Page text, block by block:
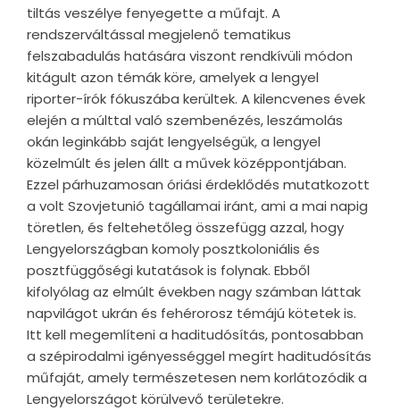
tiltás veszélye fenyegette a műfajt. A
rendszerváltással megjelenő tematikus
felszabadulás hatására viszont rendkívüli módon
kitágult azon témák köre, amelyek a lengyel
riporter-írók fókuszába kerültek. A kilencvenes évek
elején a múlttal való szembenézés, leszámolás
okán leginkább saját lengyelségük, a lengyel
közelmúlt és jelen állt a művek középpontjában.
Ezzel párhuzamosan óriási érdeklődés mutatkozott
a volt Szovjetunió tagállamai iránt, ami a mai napig
töretlen, és feltehetőleg összefügg azzal, hogy
Lengyelországban komoly posztkoloniális és
posztfüggőségi kutatások is folynak. Ebből
kifolyólag az elmúlt években nagy számban láttak
napvilágot ukrán és fehérorosz témájú kötetek is.
Itt kell megemlíteni a haditudósítás, pontosabban
a szépirodalmi igényességgel megírt haditudósítás
műfaját, amely természetesen nem korlátozódik a
Lengyelországot körülvevő területekre.